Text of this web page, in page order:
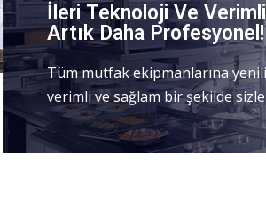
İleri Teknoloji Ve
Artık Daha Profesyonel!
Tüm mutfak ekipmanlarına
verimli ve sağlam bir şekilde